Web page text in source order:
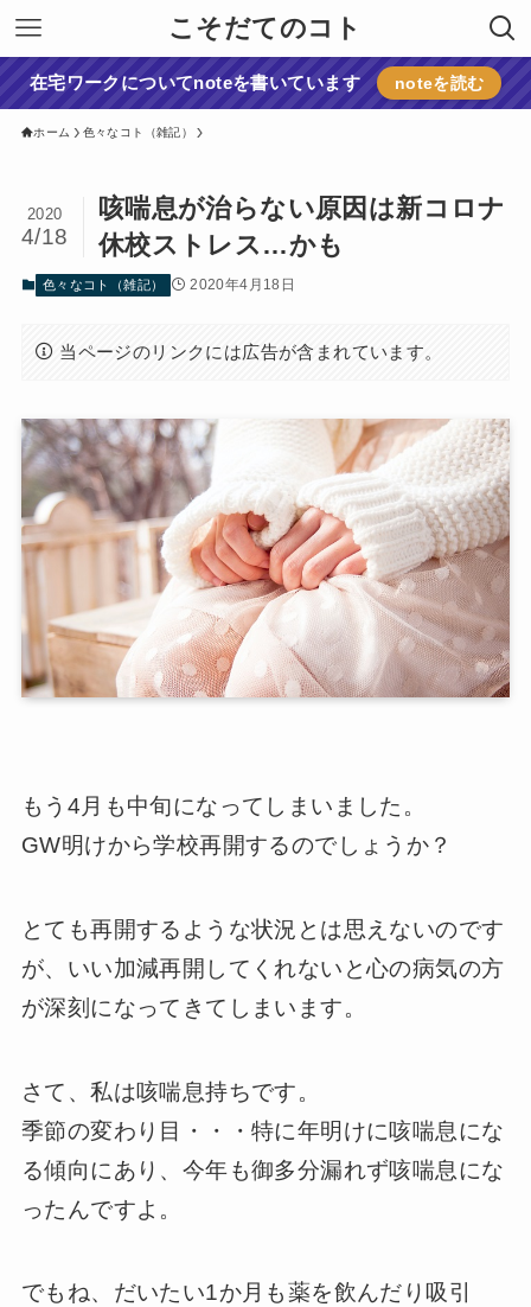
こそだてのコト
在宅ワークについてnoteを書いています noteを読む
ホーム 色々なコト（雑記）
咳喘息が治らない原因は新コロナ
休校ストレス…かも
2020
4/18
色々なコト（雑記） 2020年4月18日
当ページのリンクには広告が含まれています。
もう4月も中旬になってしまいました。
GW明けから学校再開するのでしょうか？
とても再開するような状況とは思えないのです
が、いい加減再開してくれないと心の病気の方
が深刻になってきてしまいます。
さて、私は咳喘息持ちです。
季節の変わり目・・・特に年明けに咳喘息にな
る傾向にあり、今年も御多分漏れず咳喘息にな
ったんですよ。
でもね、だいたい1か月も薬を飲んだり吸引